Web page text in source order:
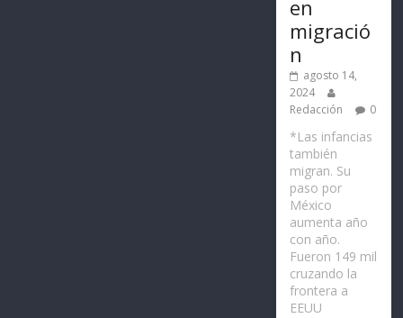
en
migració
n
agosto 14,
2024
Redacción
0
*Las infancias
también
migran. Su
paso por
México
aumenta año
con año.
Fueron 149 mil
cruzando la
frontera a
EEUU